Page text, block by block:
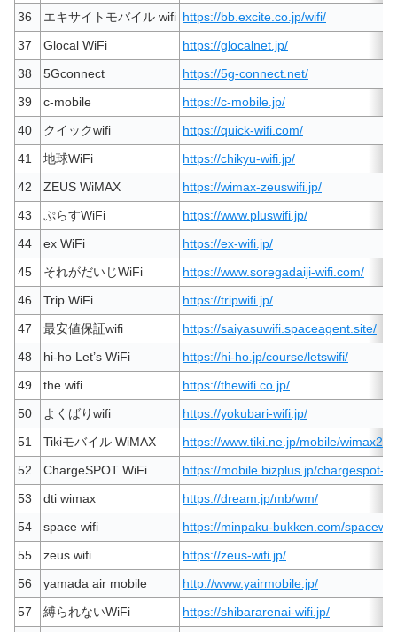
36 エキサイトモバイル wifi https://bb.excite.co.jp/wifi/
37
Glocal WiFi
https://glocalnet.jp/
38
5Gconnect
https://5g-connect.net/
39
c-mobile
https://c-mobile.jp/
40
クイックwifi
https://quick-wifi.com/
41
地球WiFi
https://chikyu-wifi.jp/
42
ZEUS WiMAX
https://wimax-zeuswifi.jp/
43
ぷらすWiFi
https://www.pluswifi.jp/
44
ex WiFi
https://ex-wifi.jp/
45
それがだいじWiFi
https://www.soregadaiji-wifi.com/
46
Trip WiFi
https://tripwifi.jp/
47
最安値保証wifi
https://saiyasuwifi.spaceagent.site/
48
hi-ho Let’s WiFi
https://hi-ho.jp/course/letswifi/
49
the wifi
https://thewifi.co.jp/
50
よくばりwifi
https://yokubari-wifi.jp/
51
Tikiモバイル WiMAX
https://www.tiki.ne.jp/mobile/
52
ChargeSPOT WiFi
https://mobile.bizplus.jp/chargespot-
53
dti wimax
https://dream.jp/mb/wm/
54
space wifi
https://minpaku-bukken.com/spacewifi
55
zeus wifi
https://zeus-wifi.jp/
56
yamada air mobile
http://www.yairmobile.jp/
57
縛られないWiFi
https://shibararenai-wifi.jp/